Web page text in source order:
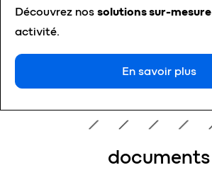
Découvrez nos solutions sur-mesure
activité.
En savoir plus
documents